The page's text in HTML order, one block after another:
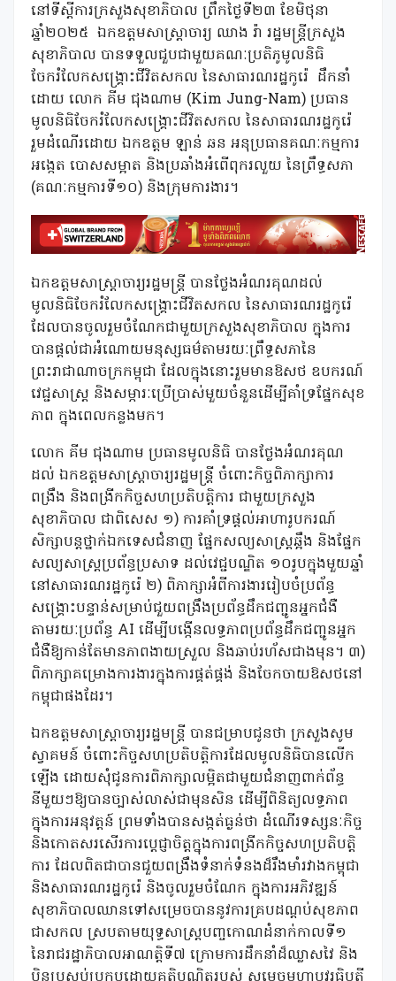
នៅទីស្តីការក្រសួងសុខាភិបាល ព្រឹកថ្ងៃទី២៣ ខែមិថុនា
ឆ្នាំ២០២៥ ឯកឧត្តមសាស្ត្រាចារ្យ ឈាង រ៉ា រដ្ឋមន្ត្រីក្រសួង
សុខាភិបាល បានទទួលជួបជាមួយគណៈប្រតិភូមូលនិធិ
ចែករំលែកសង្គ្រោះជីវិតសកល នៃសាធារណរដ្ឋកូរ៉េ ដឹកនាំ
ដោយ លោក គីម ជុងណាម (Kim Jung-Nam) ប្រធាន
មូលនិធិចែករំលែកសង្រ្គោះជីវិតសកល នៃសាធារណរដ្ឋកូរ៉េ
រួមដំណើរដោយ ឯកឧត្តម ឡាន់ ឆន អនុប្រធានគណៈកម្មការ
អង្កេត បោសសម្អាត និងប្រឆាំងអំពើពុករលួយ នៃព្រឹទ្ធសភា
(គណៈកម្មការទី១០) និងក្រុមការងារ។
ឯកឧត្តមសាស្ត្រាចារ្យរដ្ឋមន្ត្រី បានថ្លែងអំណរគុណដល់
មូលនិធិចែករំលែកសង្គ្រោះជីវិតសកល នៃសាធារណរដ្ឋកូរ៉េ
ដែលបានចូលរួមចំណែកជាមួយក្រសួងសុខាភិបាល ក្នុងការ
បានផ្តល់ជាអំណោយមនុស្សធម៌តាមរយៈព្រឹទ្ធសភានៃ
ព្រះរាជាណាចក្រកម្ពុជា ដែលក្នុងនោះរួមមានឱសថ ឧបករណ៍
វេជ្ជសាស្ត្រ និងសម្ភារៈប្រើប្រាស់មួយចំនួនដើម្បីគាំទ្រផ្នែកសុខ
ភាព ក្នុងពេលកន្លងមក។
លោក គីម ជុងណាម ប្រធានមូលនិធិ បានថ្លែងអំណរគុណ
ដល់ ឯកឧត្តមសាស្ត្រាចារ្យរដ្ឋមន្ត្រី ចំពោះកិច្ចពិភាក្សាការ
ពង្រឹង និងពង្រីកកិច្ចសហប្រតិបត្តិការ ជាមួយក្រសួង
សុខាភិបាល ជាពិសេស ១) ការគាំទ្រផ្តល់អាហារូបករណ៍
សិក្សាបន្តថ្នាក់ឯកទេសជំនាញ ផ្នែកសល្យសាស្ត្រឆ្អឹង និងផ្នែក
សល្យសាស្ត្រប្រព័ន្ធប្រសាទ ដល់វេជ្ជបណ្ឌិត ១០រូបក្នុងមួយឆ្នាំ
នៅសាធារណរដ្ឋកូរ៉េ ២) ពិភាក្សាអំពីការងាររៀបចំប្រព័ន្ធ
សង្គ្រោះបន្ទាន់សម្រាប់ជួយពង្រឹងប្រព័ន្ធដឹកជញ្ជូនអ្នកជំងឺ
តាមរយៈប្រព័ន្ធ AI ដើម្បីបង្កើនលទ្ធភាពប្រព័ន្ធដឹកជញ្ជូនអ្នក
ជំងឺឱ្យកាន់តែមានភាពងាយស្រួល និងឆាប់រហ័សជាងមុន។ ៣)
ពិភាក្សាគម្រោងការងារក្នុងការផ្គត់ផ្គង់ និងចែកចាយឱសថនៅ
កម្ពុជាផងដែរ។
ឯកឧត្តមសាស្ត្រាចារ្យរដ្ឋមន្ត្រី បានជម្រាបជូនថា ក្រសួងសូម
ស្វាគមន៍ ចំពោះកិច្ចសហប្រតិបត្តិការដែលមូលនិធិបានលើក
ឡើង ដោយសុំជូនការពិភាក្សាលម្អិតជាមួយជំនាញពាក់ព័ន្ធ
នីមួយៗឱ្យបានច្បាស់លាស់ជាមុនសិន ដើម្បីពិនិត្យលទ្ធភាព
ក្នុងការអនុវត្តន៍ ព្រមទាំងបានសង្កត់ធ្ងន់ថា ដំណើរទស្សនៈកិច្ច
និងកោតសរសើរការប្តេជ្ញាចិត្តក្នុងការពង្រីកកិច្ចសហប្រតិបត្តិ
ការ ដែលពិតជាបានជួយពង្រឹងទំនាក់ទំនងដ៏រឹងមាំរវាងកម្ពុជា
និងសាធារណរដ្ឋកូរ៉េ និងចូលរួមចំណែក ក្នុងការអភិវឌ្ឍន៍
សុខាភិបាលឈានទៅសម្រេចបាននូវការគ្របដណ្តប់សុខភាព
ជាសកល ស្របតាមយុទ្ធសាស្រ្តបញ្ចកោណដំនាក់កាលទី១
នៃរាជរដ្ឋាភិបាលអាណត្តិទី៧ ក្រោមការដឹកនាំដ៏ឈ្លាសវៃ និង